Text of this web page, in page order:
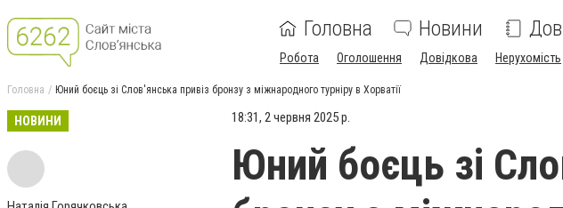
Головна Новини
Робота Оголошення Довідкова Нерухомість
Головна Юний боєць зі Слов'янська привіз бронзу з міжнародного турніру в Хорватії
НОВИНИ 18:31, 2 червня 2025 р.
Юний боєць зі